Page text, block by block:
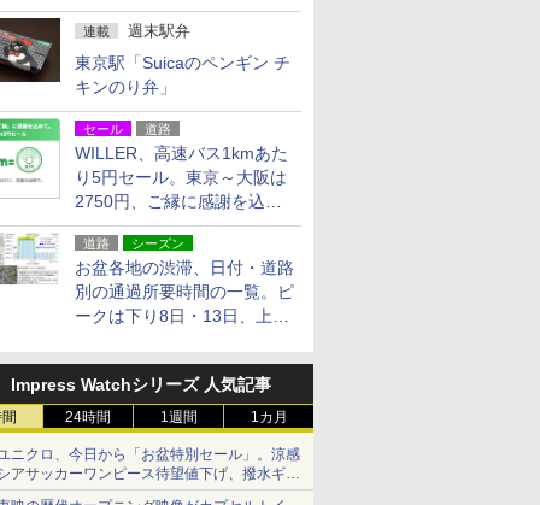
水ギアショーツは1990円に
連載 週末駅弁
東京駅「Suicaのペンギン チ
キンのり弁」
セール 道路
WILLER、高速バス1kmあた
り5円セール。東京～大阪は
2750円、ご縁に感謝を込め
た20周年記念キャンペーン
道路 シーズン
お盆各地の渋滞、日付・道路
別の通過所要時間の一覧。ピ
ークは下り8日・13日、上り
Impress Watchシリーズ 人気記事
24時間 1週間 1カ月
ニクロ、今日から「お盆特別セール」。涼感
アサッカーワンピース待望値下げ、撥水ギア
ョーツは1990円に